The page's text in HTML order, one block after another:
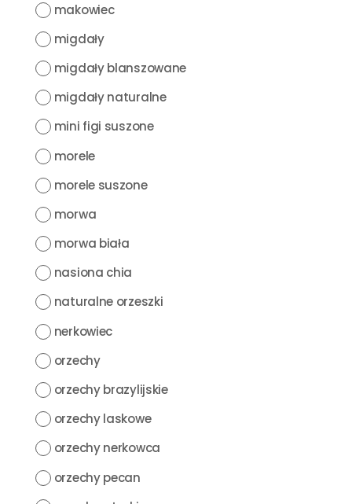
makowiec
migdały
migdały blanszowane
migdały naturalne
mini figi suszone
morele
morele suszone
morwa
morwa biała
nasiona chia
naturalne orzeszki
nerkowiec
orzechy
orzechy brazylijskie
orzechy laskowe
orzechy nerkowca
orzechy pecan